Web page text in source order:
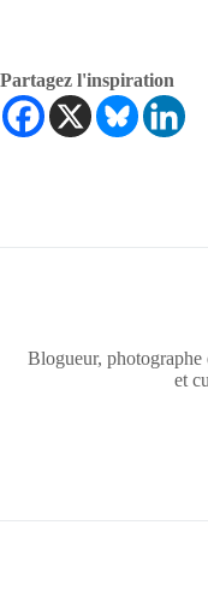
Partagez l'inspiration
Blogueur, photographe
et